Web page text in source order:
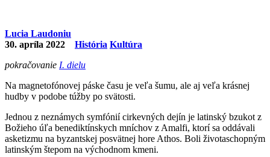
Lucia Laudoniu
30. apríla 2022
História Kultúra
pokračovanie I. dielu
Na magnetofónovej páske času je veľa šumu, ale aj veľa krásnej
hudby v podobe túžby po svätosti.
Jednou z neznámych symfónií cirkevných dejín je latinský bzukot z
Božieho úľa benediktínskych mníchov z Amalfi, ktorí sa oddávali
asketizmu na byzantskej posvätnej hore Athos. Boli životaschopným
latinským štepom na východnom kmeni.